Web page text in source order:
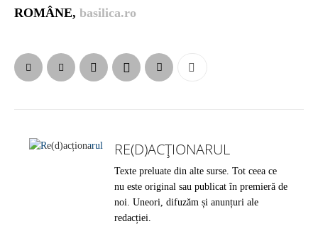
ROMÂNE, basilica.ro
RE(D)ACȚIONARUL
Texte preluate din alte surse. Tot ceea ce
nu este original sau publicat în premieră de
noi. Uneori, difuzăm și anunțuri ale
redacției.